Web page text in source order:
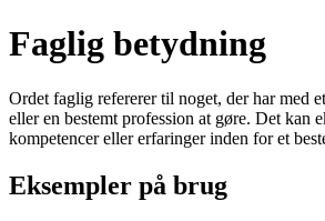
Faglig betydning
Ordet faglig refererer til noget, der har med
eller en bestemt profession at gøre. Det kan
kompetencer eller erfaringer inden for et
Eksempler på brug